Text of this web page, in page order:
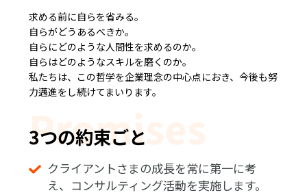
求める前に自らを省みる。
自らがどうあるべきか。
自らにどのような人間性を求めるのか。
自らはどのようなスキルを磨くのか。
私たちは、この哲学を企業理念の中心点におき、今後も努
力邁進をし続けてまいります。
Promises
3つの約束ごと
クライアントさまの成長を常に第一に考
え、 コンサルティング活動を実施します。